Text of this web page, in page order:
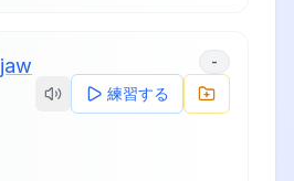
jaw
-
練習する